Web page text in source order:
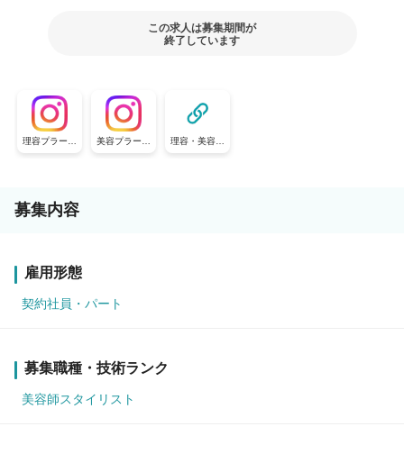
この求人は募集期間が
終了しています
理容プラージ
ュ【公式採用
美容プラージ
ュ【公式採用
理容・美容プ
ラージュ【公
募集内容
雇用形態
契約社員・パート
募集職種・技術ランク
美容師スタイリスト